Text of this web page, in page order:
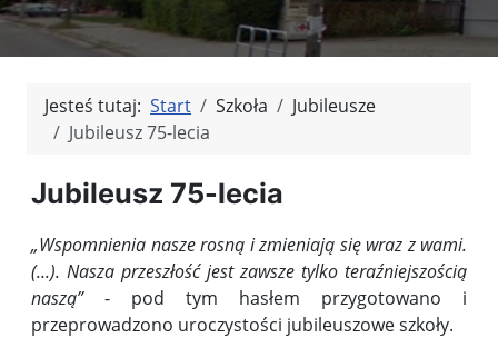
Jesteś tutaj: Start Szkoła
Jubileusze
Jubileusz 75-lecia
Jubileusz 75-lecia
„Wspomnienia nasze rosną i zmieniają się wraz z wami.
(...). Nasza przeszłość jest zawsze tylko teraźniejszością
naszą”- pod tym hasłem przygotowano i
przeprowadzono uroczystości jubileuszowe szkoły.